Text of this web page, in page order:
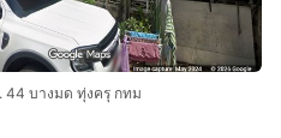
44 บางมด ทุ่งครุ กทม